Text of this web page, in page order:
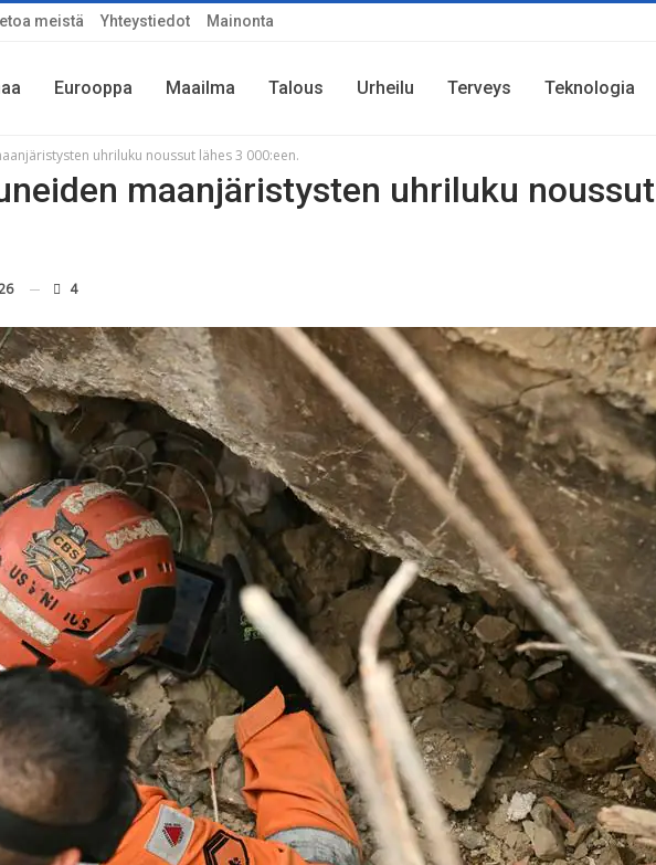
meistä Yhteystiedot Mainonta
Eurooppa Maailma Talous Urheilu Terveys Teknologia
uhriluku noussut lähes 3 000:een.
maanjäristysten uhriluku noussut
4